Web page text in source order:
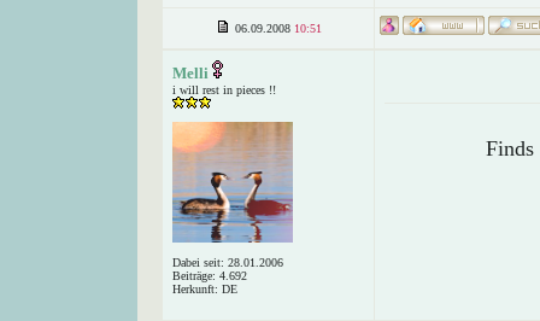
06.09.2008 10:51
Melli
i will rest in pieces !!
Dabei seit: 28.01.2006
Beiträge: 4.692
Herkunft: DE
Finds